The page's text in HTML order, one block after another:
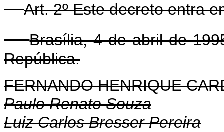
Art. 2º Este decreto entra
Brasília, 4 de abril de
República.
FERNANDO HENRIQUE
Paulo Renato Souza
Luiz Carlos Bresser Pereira